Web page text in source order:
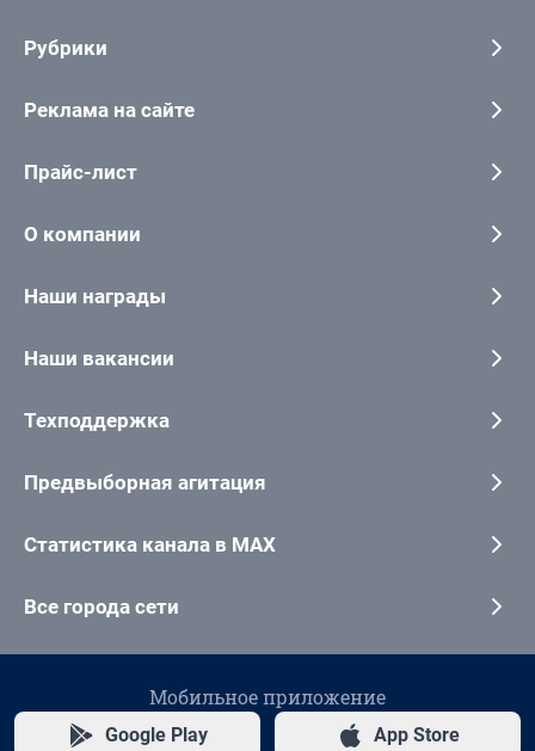
Рубрики
Реклама на сайте
Прайс-лист
О компании
Наши награды
Наши вакансии
Техподдержка
Предвыборная агитация
Статистика канала в MAX
Все города сети
Мобильное приложение
Google Play App Store